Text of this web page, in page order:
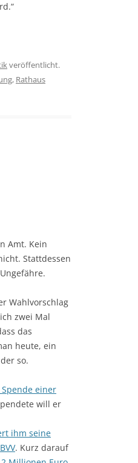
veröffentlicht.
, Rathaus
Amt. Kein
Stattdessen
Wahlvorschlag
zwei Mal
das
heute, ein
so.
Spende einer
will er
ihm seine
. Kurz darauf